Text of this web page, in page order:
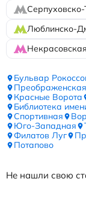
Люблинско-
Некрасовская
Бульвар
Красные Ворота
Библиотека
Спортивная
Юго-Западная
Филатов Луг
Потапово
Не нашли свою